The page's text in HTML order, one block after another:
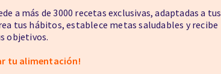
a más de 3000 recetas exclusivas, adaptadas a tus
tus hábitos, establece metas saludables y recibe
objetivos.
tu alimentación!